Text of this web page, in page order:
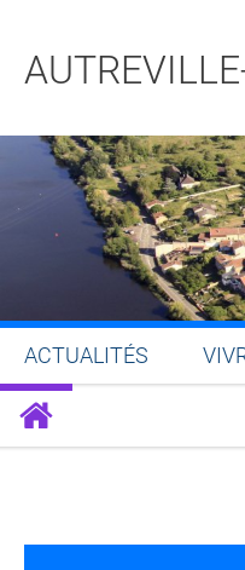
ACTUALITÉS